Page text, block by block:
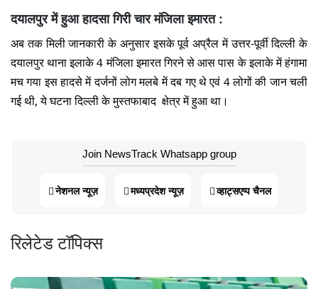
दयालपुर में हुआ हादसा गिरी चार मंजिला इमारत :
अब तक मिली जानकारी के अनुसार इसके पूर्व अप्रैल में उत्तर-पूर्वी दिल्ली के
दयालपुर थाना इलाके 4 मंजिला इमारत गिरने से आस पास के इलाके में हंगामा
मच गया इस हादसे में दर्जनों लोग मलबे में दब गए थे एवं 4 लोगों की जान चली
गई थी, ये घटना दिल्ली के मुस्तफाबाद क्षेत्र में हुआ था।
Join NewsTrack Whatsapp group
नेशनल न्यूज़ मध्यप्रदेश न्यूज़ व्हाट्सएप्प चैनल
रिलेटेड टॉपिक्स